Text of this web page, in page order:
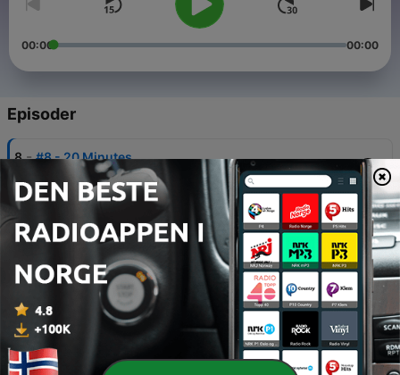
00:00 00:00
Episoder
8 - #8 - 20 Minutes
27 mars 2020
7
20 mars 2020
6 - #6 - Niko
5 - #5 - Michal Horák
06 mars 2020